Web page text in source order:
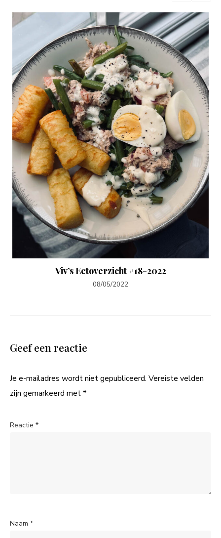
Viv’s Eetoverzicht #18-2022
08/05/2022
Geef een reactie
Je e-mailadres wordt niet gepubliceerd. Vereiste velden
zijn gemarkeerd met*
Reactie *
Naam *